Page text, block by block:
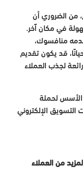
من الضروري أن
في مكان آخر.
منافسوك،
قد يكون تقديم
لجذب العملاء
لحملة
الإلكتروني
من العملاء